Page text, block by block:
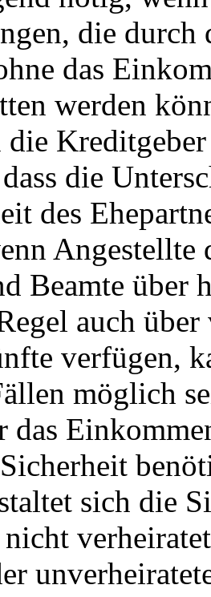
die durch
das
werden
die
die
des
Angestellte
Beamte über
auch über
verfügen,
möglich
das
sich die
nicht